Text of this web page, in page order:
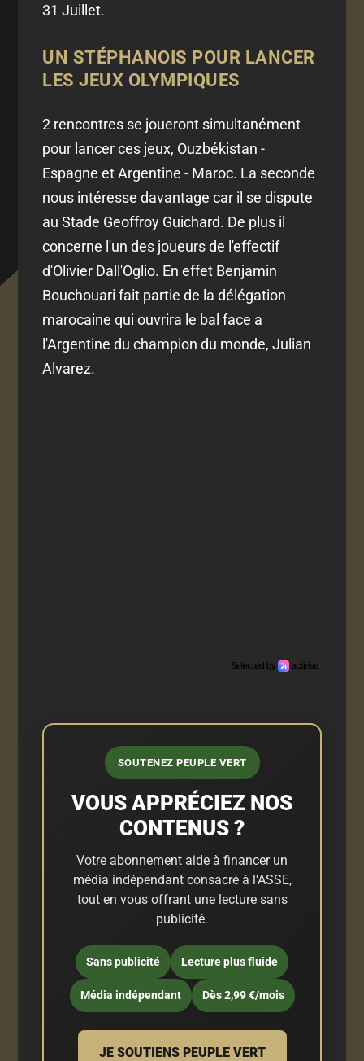
31 Juillet.
UN STÉPHANOIS POUR LANCER
LES JEUX OLYMPIQUES
2 rencontres se joueront simultanément
pour lancer ces jeux, Ouzbékistan -
Espagne et Argentine - Maroc. La seconde
nous intéresse davantage car il se dispute
au Stade Geoffroy Guichard. De plus il
concerne l'un des joueurs de l'effectif
d'Olivier Dall'Oglio. En effet Benjamin
Bouchouari fait partie de la délégation
marocaine qui ouvrira le bal face a
l'Argentine du champion du monde, Julian
Alvarez.
SOUTENEZ PEUPLE VERT
VOUS APPRÉCIEZ NOS
CONTENUS ?
Votre abonnement aide à financer un
média indépendant consacré à l'ASSE,
tout en vous offrant une lecture sans
publicité.
Sans publicité Lecture plus fluide
Média indépendant Dès 2,99 €/mois
JE SOUTIENS PEUPLE VERT